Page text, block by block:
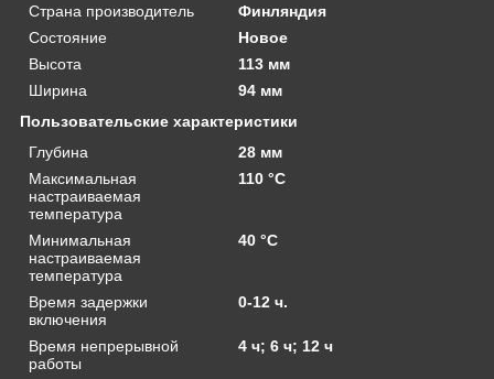
Страна производитель
Финляндия
Состояние
Новое
Высота
113 мм
Ширина
94 мм
Пользовательские характеристики
Глубина
28 мм
Максимальная
настраиваемая
температура
110 °C
Минимальная
настраиваемая
температура
40 °C
Время задержки
включения
0-12 ч.
Время непрерывной
работы
4 ч; 6 ч; 12 ч